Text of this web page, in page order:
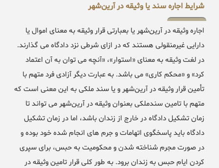
شرایط اجاره سند یا وثیقه در آرین‌شهر
اجاره وثیقه در آرین‌شهر یا بعبارتی قرار وثیقه به معنای اموال یا
دارایی غیرمنقولی هستند که در ازای شرطی نزد دادگاه می گذارند.
در لغت وثیقه به معنای «استوار»، «آنچه می توان به آن اعتماد
کرد» و «محکم کاری» می باشد. به عبارت دیگر آزادی فرد متهم با
تأمین قرار وثیقه در آرین‌شهر و یا سند ملکی به این معنی است که
متهم با تامین سندملکی بعنوان وثیقه در آرین‌شهر می تواند تا
زمان تشکیل دادگاه در خارج از زندان باشد، اما در زمان تشکیل
دادگاه باید پاسخگوی اتهامات و جرم های انجام شده خود بوده و
در صورت مجرم شناخته شدن و محکومیت به حبس، برای سپری
کردن ایام حبس به زندان برود. به طور کلی قرار تامین وثیقه در